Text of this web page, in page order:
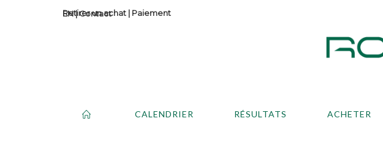
Contact
Retirer un achat | Paiement
CALENDRIER RÉSULTATS ACHETER